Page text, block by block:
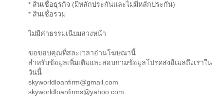
* สินเชื่อธุรกิจ (มีหลักประกันและไม่มีหลักประกัน)
* สินเชื่อรวม
ไม่มีค่าธรรมเนียมล่วงหน้า
ขอขอบคุณที่สละเวลาอ่านโฆษณานี้
สำหรับข้อมูลเพิ่มเติมและสอบถามข้อมูลโปรดส่งอีเมลถึงเราใน
วันนี้
skyworldloanfirm@gmail.com
skyworldloanfirms@yahoo.com